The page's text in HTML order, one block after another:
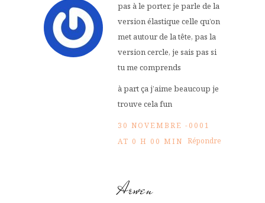
pas à le porter, je parle de la
version élastique celle qu’on
met autour de la tête, pas la
version cercle, je sais pas si
tu me comprends
à part ça j’aime beaucoup je
trouve cela fun
30 NOVEMBRE -0001
AT 0 H 00 MIN Répondre
Arwen